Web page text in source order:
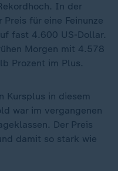
In der
für eine Feinunze
fast 4.600 US-Dollar.
Morgen mit 4.578
Prozent im Plus.
Kursplus in diesem
war im vergangenen
Der Preis
damit so stark wie